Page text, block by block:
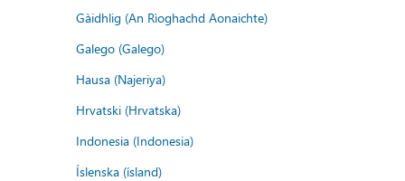
Gàidhlig (An Rìoghachd Aonaichte)
Galego (Galego)
Hausa (Najeriya)
Hrvatski (Hrvatska)
Indonesia (Indonesia)
Íslenska (ísland)